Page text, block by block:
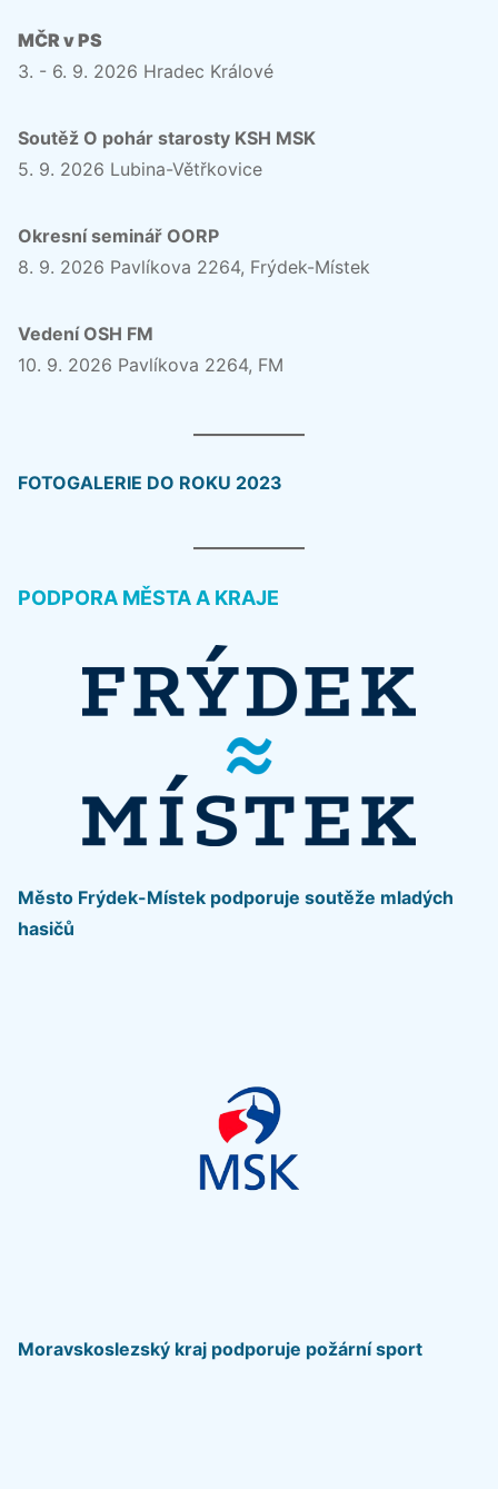
MČR v PS
3. - 6. 9. 2026 Hradec Králové
Soutěž O pohár starosty KSH MSK
5. 9. 2026 Lubina-Větřkovice
Okresní seminář OORP
8. 9. 2026 Pavlíkova 2264, Frýdek-Místek
Vedení OSH FM
10. 9. 2026 Pavlíkova 2264, FM
FOTOGALERIE DO ROKU 2023
PODPORA MĚSTA A KRAJE
Město Frýdek-Místek podporuje soutěže mladých
hasičů
Moravskoslezský kraj podporuje požární sport